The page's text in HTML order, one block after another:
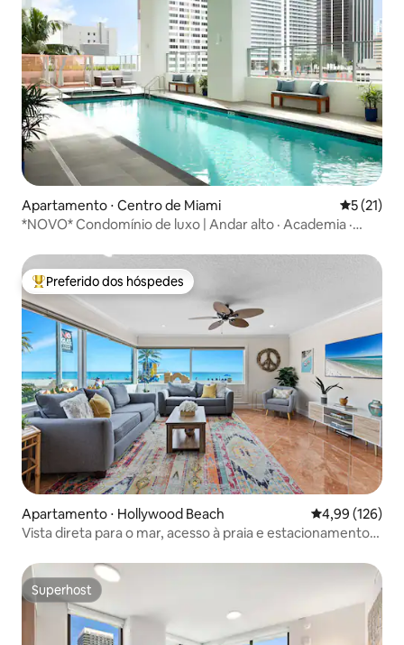
Apartamento ⋅ Centro de Miami 5 de uma
5 (21)
*NOVO* Condomínio de luxo | Andar alto · Academia ·
Entre os melhores preferidos dos hóspedes
Preferido dos hóspedes
Apartamento ⋅ Hollywood Beach 4,99 de uma
4,99 (126)
Vista direta para o mar, acesso à praia e estacionamento
Superhost
Superhost